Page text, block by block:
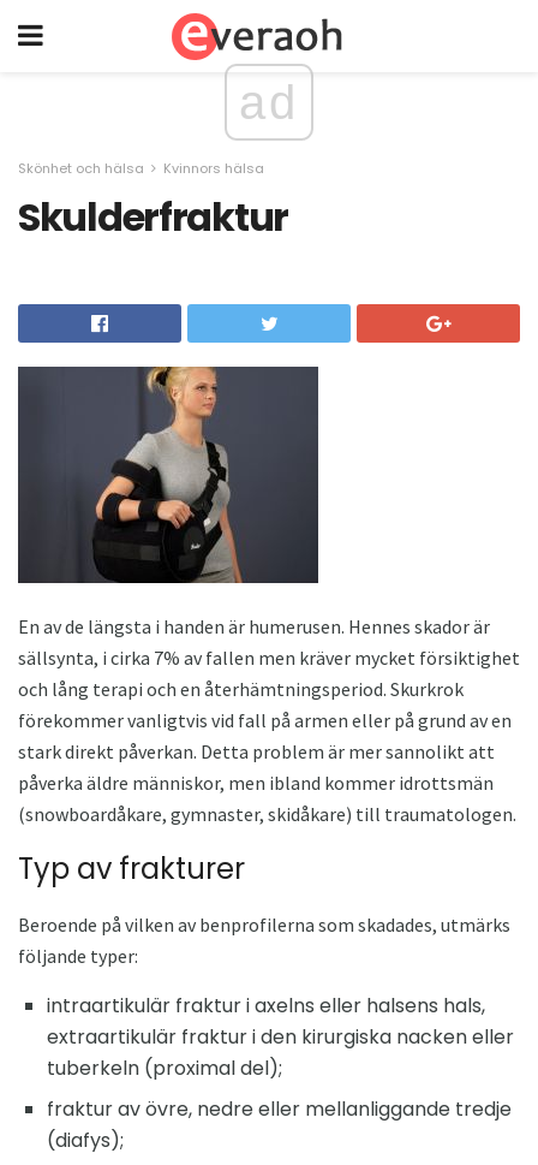
ad
Skönhet och hälsa Kvinnors hälsa
Skulderfraktur
En av de längsta i handen är humerusen. Hennes skador är
sällsynta, i cirka 7% av fallen men kräver mycket försiktighet
och lång terapi och en återhämtningsperiod. Skurkrok
förekommer vanligtvis vid fall på armen eller på grund av en
stark direkt påverkan. Detta problem är mer sannolikt att
påverka äldre människor, men ibland kommer idrottsmän
(snowboardåkare, gymnaster, skidåkare) till traumatologen.
Typ av frakturer
Beroende på vilken av benprofilerna som skadades, utmärks
följande typer:
intraartikulär fraktur i axelns eller halsens hals,
extraartikulär fraktur i den kirurgiska nacken eller
tuberkeln (proximal del);
fraktur av övre, nedre eller mellanliggande tredje
(diafys);